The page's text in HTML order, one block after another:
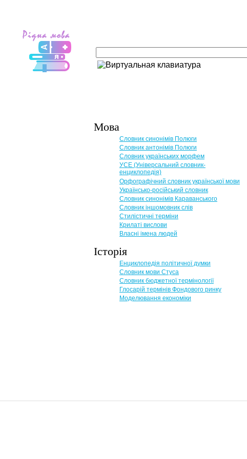
Мова
Словник синонімів Полюги
Словник антонімів Полюги
Словник українських морфем
УСЕ (Універсальний словник-
енциклопедія)
Орфографічний словник української мови
Українсько-російський словник
Словник синонімів Караванського
Словник іншомовник слів
Стилістичні терміни
Крилаті вислови
Власні імена людей
Історія
Енциклопедія політичної думки
Словник мови Стуса
Словник бюджетної термінології
Глосарій термінів Фондового ринку
Моделювання економіки